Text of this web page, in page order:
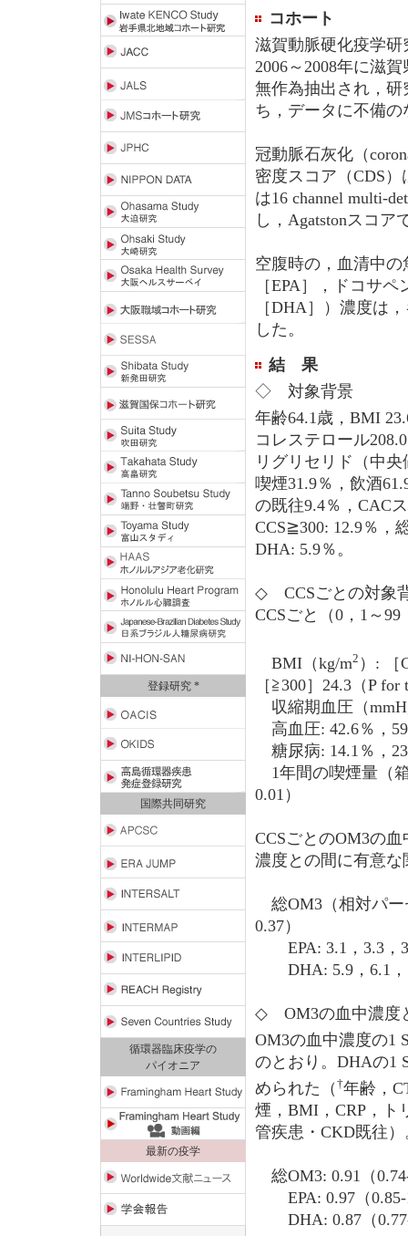
登録研究 *
国際共同研究
循環器臨床疫学の
パイオニア
最新の疫学
コホート
滋賀動脈硬化疫学研
2006～2008年に滋
無作為抽出され，研
ち，データに不備の
冠動脈石灰化（
密度スコア（CDS）
は16 channel multi-
し，Agatstonスコア
空腹時の，血清中
［EPA］，ドコサ
［DHA］）濃度は
した。
結 果
◇ 対象背景
年齢64.1歳，BMI
コレステロール
リグリセリド（中
喫煙31.9％，飲酒
の既往9.4％，CAC
CCS≧300: 12.9％，
DHA: 5.9％。
◇ CCSごとの対象
CCSごと（0，1～
BMI（kg/m2 ）: ［
［≧300］24.3（P for
収縮期血圧（
高血圧: 42.6％，
糖尿病: 14.1％，
1年間の喫煙量（箱
0.01）
CCSごとのOM3の
濃度との間に有意
総OM3（相対パー
0.37）
EPA: 3.1，3.3，
DHA: 5.9，6.1，
◇ OM3の血中濃度
OM3の血中濃度の1
のとおり。DHAの1
められた（ †年齢，
煙，BMI，CRP，ト
管疾患・CKD既往）
総OM3: 0.91（
EPA: 0.97（0.85-
DHA: 0.87（0.77-